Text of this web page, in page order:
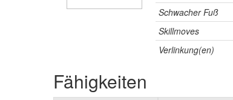
Schwacher Fuß
Skillmoves
Verlinkung(en)
Fähigkeiten